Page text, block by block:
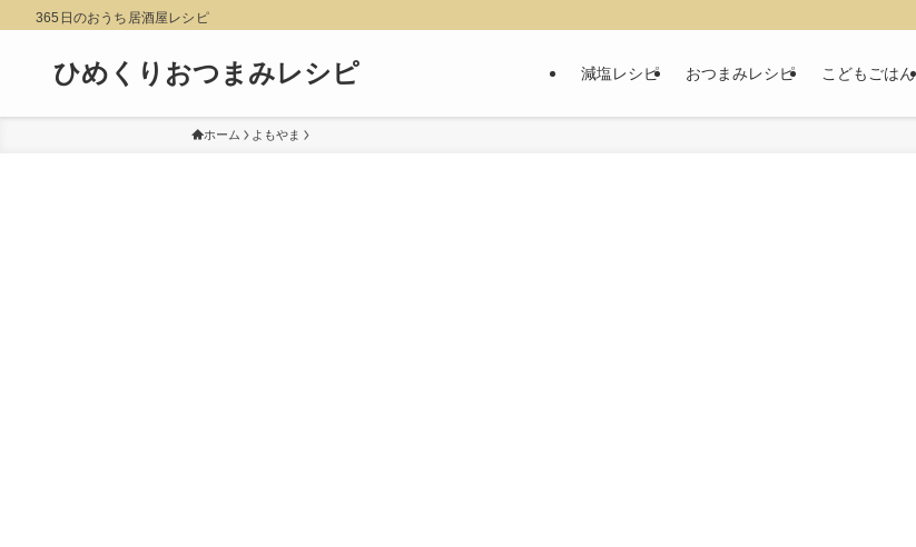
365日のおうち居酒屋レシピ
ひめくりおつまみレシピ 減塩レシピ おつまみレシピ こどもごはん
ホーム よもやま